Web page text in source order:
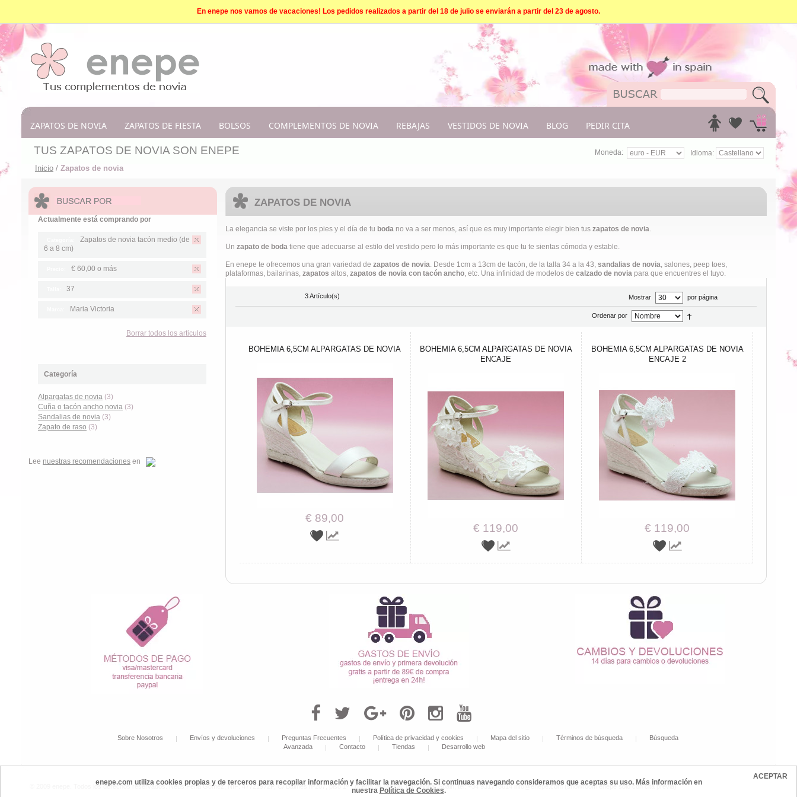
En enepe nos vamos de vacaciones! Los pedidos realizados a partir del 18 de julio se enviarán a partir del 23 de agosto.
ZAPATOS DE NOVIA ZAPATOS DE FIESTA BOLSOS COMPLEMENTOS DE NOVIA REBAJAS VESTIDOS DE NOVIA BLOG PEDIR CITA
Idioma:
Moneda:
TUS ZAPATOS DE NOVIA SON ENEPE
Inicio / Zapatos de novia
Actualmente está comprando por
Zapatos de novia tacón medio (de
6 a 8 cm)
€ 60,00 o más
37
Maria Victoria
Borrar todos los articulos
Categoría
Alpargatas de novia (3)
Cuña o tacón ancho novia (3)
Sandalias de novia (3)
Zapato de raso (3)
Lee nuestras recomendaciones en
ZAPATOS DE NOVIA
La elegancia se viste por los pies y el día de tu bodano va a ser menos, así que es muy importante elegir bien tus zapatos de novia.
Un zapato de bodatiene que adecuarse al estilo del vestido pero lo más importante es que tu te sientas cómoda y estable.
En enepe te ofrecemos una gran variedad de zapatos de novia. Desde 1cm a 13cm de tacón, de la talla 34 a la 43, sandalias de novia, salones, peep toes,
plataformas, bailarinas, zapatos altos, zapatos de novia con tacón ancho, etc. Una infinidad de modelos de calzado de noviapara que encuentres el tuyo.
3 Artículo(s) Mostrar por página
Ordenar por
BOHEMIA 6,5CM ALPARGATAS DE NOVIA
€ 89,00
BOHEMIA 6,5CM ALPARGATAS DE NOVIA
ENCAJE
€ 119,00
BOHEMIA 6,5CM ALPARGATAS DE NOVIA
ENCAJE 2
€ 119,00
Sobre Nosotros Envíos y devoluciones Preguntas Frecuentes Política de privacidad y cookies Mapa del sitio Términos de búsqueda
Búsqueda
Avanzada
Contacto Tiendas Desarrollo web
© 2009 enepe. Todos los derechos reservados. Neus Peña Gómez, NIF: 47721972P, C/ Balmes nº207, piso 1º - puerta 2ª, 08006, Barcelona, Spain, tel: +34 931778614 info@enepe.com (showroom enepe sólo con cita previa)
ACEPTAR
enepe.com utiliza cookies propias y de terceros para recopilar información y facilitar la navegación. Si continuas navegando consideramos que aceptas su uso. Más información en
nuestra Política de Cookies.